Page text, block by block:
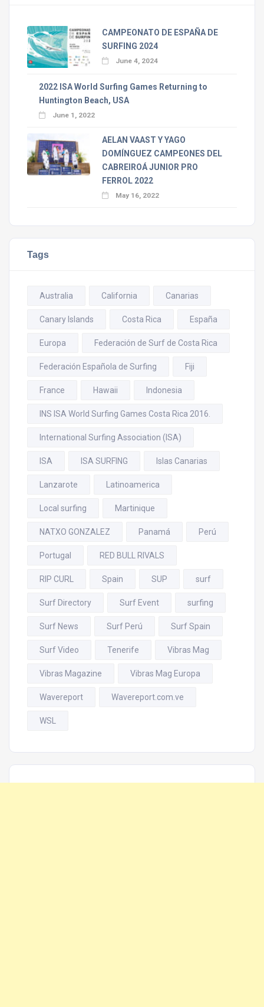
CAMPEONATO DE ESPAÑA DE
SURFING 2024
June 4, 2024
2022 ISA World Surfing Games Returning to
Huntington Beach, USA
June 1, 2022
AELAN VAAST Y YAGO
DOMÍNGUEZ CAMPEONES DEL
CABREIROÁ JUNIOR PRO
FERROL 2022
May 16, 2022
Tags
Australia California Canarias
Canary Islands Costa Rica España
Europa Federación de Surf de Costa Rica
Federación Española de Surfing Fiji
France Hawaii Indonesia
INS ISA World Surfing Games Costa Rica 2016.
International Surfing Association (ISA)
ISA ISA SURFING Islas Canarias
Lanzarote Latinoamerica
Local surfing Martinique
NATXO GONZALEZ Panamá Perú
Portugal RED BULL RIVALS
RIP CURL Spain SUP surf
Surf Directory Surf Event surfing
Surf News Surf Perú Surf Spain
Surf Video Tenerife Vibras Mag
Vibras Magazine Vibras Mag Europa
Wavereport Wavereport.com.ve
WSL